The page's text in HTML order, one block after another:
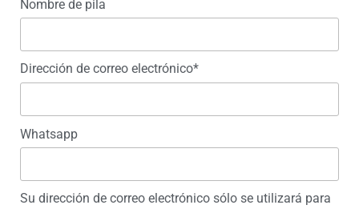
Nombre de pila
Dirección de correo electrónico*
Whatsapp
Su dirección de correo electrónico sólo se utilizará para